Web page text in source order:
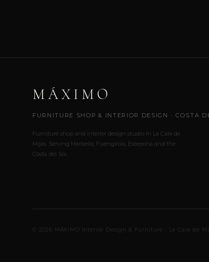
MÁXIMO
FURNITURE SHOP & INTERIOR DESIGN · COSTA
Furniture shop and interior design studio in La Cala de
Mijas. Serving Marbella, Fuengirola, Estepona and the
Costa del Sol.
© 2026 MÁXIMO Interior Design & Furniture · La Cala de